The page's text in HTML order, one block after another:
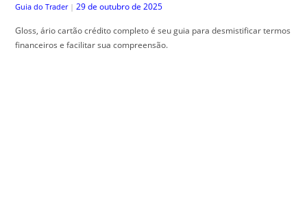
Guia do Trader | 29 de outubro de 2025
Gloss, ário cartão crédito completo é seu guia para desmistificar termos
financeiros e facilitar sua compreensão.